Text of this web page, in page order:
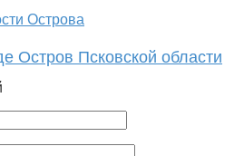
Остров Псковской области